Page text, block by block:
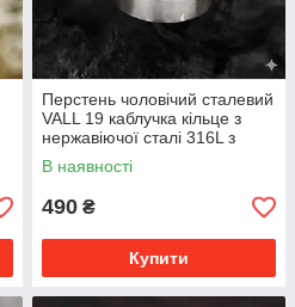
Перстень чоловічий сталевий
VALL 19 каблучка кільце з
нержавіючої сталі 316L з
Компасом вікінгів
В наявності
490 ₴
Купити